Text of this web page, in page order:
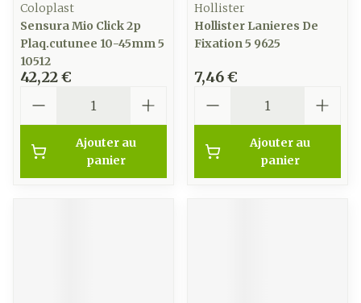
Coloplast
Sensura Mio Click 2p
Plaq.cutunee 10-45mm 5
10512
42,22 €
Ajouter au
panier
Hollister
Hollister Lanieres De
Fixation 5 9625
7,46 €
Ajouter au
panier